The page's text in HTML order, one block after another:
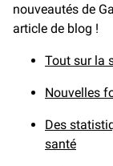
nouveautés de
article de blog !
Tout sur la
Nouvelles
Des
santé